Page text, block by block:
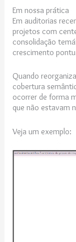
Em nossa prática
Em auditorias
projetos com
consolidação
crescimento
Quando
cobertura
ocorrer de forma
que não estavam
Veja um exemplo: